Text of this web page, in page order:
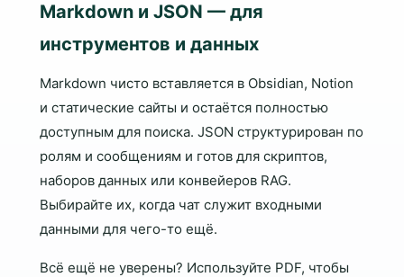
Markdown и JSON — для
инструментов и данных
Markdown чисто вставляется в Obsidian, Notion
и статические сайты и остаётся полностью
доступным для поиска. JSON структурирован по
ролям и сообщениям и готов для скриптов,
наборов данных или конвейеров RAG.
Выбирайте их, когда чат служит входными
данными для чего-то ещё.
Всё ещё не уверены? Используйте PDF, чтобы